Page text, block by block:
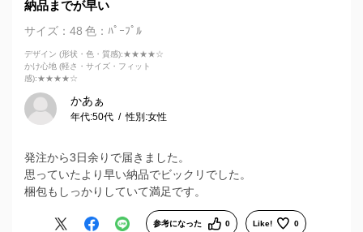
納品までが早い
サイズ：48 色：ﾊﾟｰﾌﾟﾙ
デザイン (形状・色・質感):★★★★☆
かけ心地 (軽さ・サイズ・フィット
感):★★★★☆
かあぁ
年代:50代 性別:女性
発注から3日余りで届きました。
思っていたより早い納品でビックリでした。
梱包もしっかりしていて満足です。
参考になった 0 Like! 0